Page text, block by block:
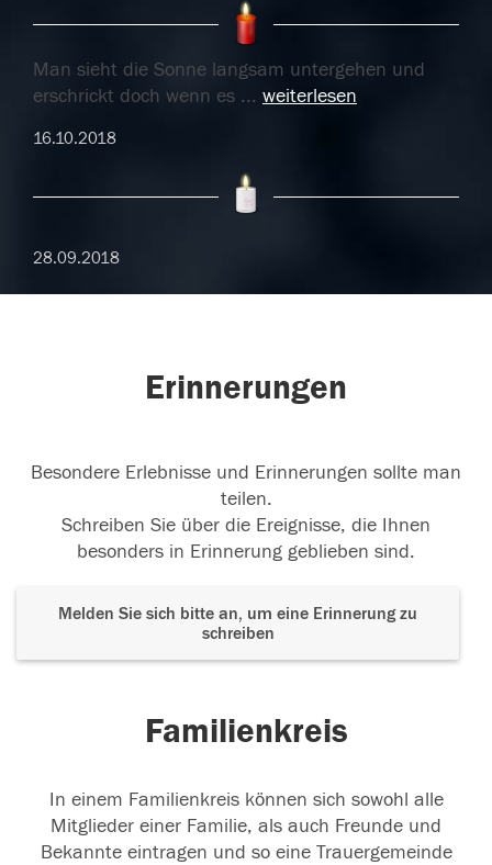
Man sieht die Sonne langsam untergehen und
erschrickt doch wenn es ... weiterlesen
16.10.2018
28.09.2018
Erinnerungen
Besondere Erlebnisse und Erinnerungen sollte man
teilen.
Schreiben Sie über die Ereignisse, die Ihnen
besonders in Erinnerung geblieben sind.
Melden Sie sich bitte an, um eine Erinnerung zu
schreiben
Familienkreis
In einem Familienkreis können sich sowohl alle
Mitglieder einer Familie, als auch Freunde und
Bekannte eintragen und so eine Trauergemeinde